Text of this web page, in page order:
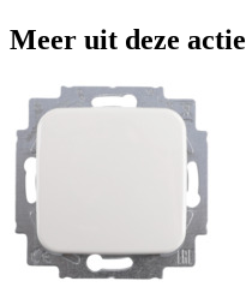
Meer uit deze actie